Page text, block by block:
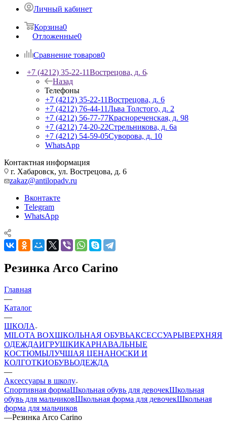
Личный кабинет
Корзина0
Отложенные0
Сравнение товаров0
+7 (4212) 35-22-11Вострецова, д. 6
Назад
Телефоны
+7 (4212) 35-22-11Вострецова, д. 6
+7 (4212) 76-44-11Льва Толстого, д. 2
+7 (4212) 56-77-77Краснореченская, д. 98
+7 (4212) 74-20-22Стрельникова, д. 6а
+7 (4212) 54-59-05Суворова, д. 10
WhatsApp
Контактная информация
г. Хабаровск, ул. Вострецова, д. 6
zakaz@antilopadv.ru
Вконтакте
Telegram
WhatsApp
Резинка Arco Carino
Главная
—
Каталог
—
ШКОЛА
MILOTA BOXШКОЛЬНАЯ ОБУВЬАКСЕССУАРЫВЕРХНЯЯ
ОДЕЖДАИГРУШКИКАРНАВАЛЬНЫЕ
КОСТЮМЫЛУЧШАЯ ЦЕНАНОСКИ И
КОЛГОТКИОБУВЬОДЕЖДА
—
Аксессуары в школу
Спортивная формаШкольная обувь для девочекШкольная
обувь для мальчиковШкольная форма для девочекШкольная
форма для мальчиков
—Резинка Arco Carino